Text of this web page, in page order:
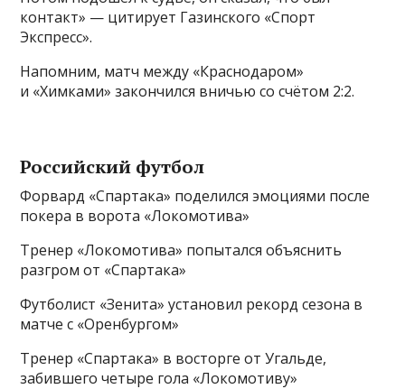
контакт» — цитирует Газинского «Спорт
Экспресс».
Напомним, матч между «Краснодаром»
и «Химками» закончился вничью со счётом 2:2.
Российский футбол
Форвард «Спартака» поделился эмоциями после
покера в ворота «Локомотива»
Тренер «Локомотива» попытался объяснить
разгром от «Спартака»
Футболист «Зенита» установил рекорд сезона в
матче с «Оренбургом»
Тренер «Спартака» в восторге от Угальде,
забившего четыре гола «Локомотиву»